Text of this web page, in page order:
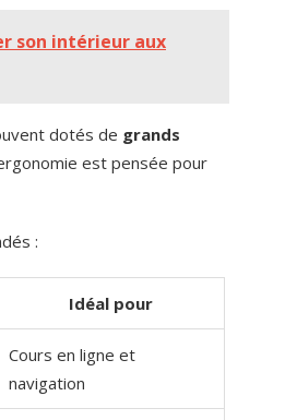
son intérieur aux
dotés de grands
est pensée pour
:
Idéal pour
Cours en ligne et
navigation